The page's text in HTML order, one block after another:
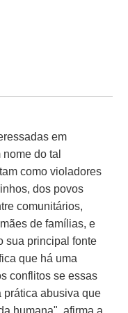
em
do tal
como violadores
dos povos
comunitários,
de famílias, e
sua principal fonte
que há uma
conflitos se essas
prática abusiva que
humana", afirma a